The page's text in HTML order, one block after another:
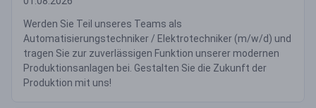
Werden Sie Teil unseres Teams als
Automatisierungstechniker / Elektrotechniker (m/w/d) und
tragen Sie zur zuverlässigen Funktion unserer modernen
Produktionsanlagen bei. Gestalten Sie die Zukunft der
Produktion mit uns!